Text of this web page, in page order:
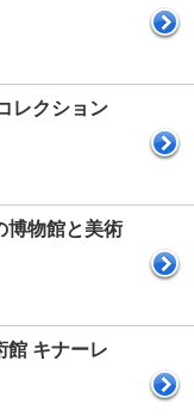
レクション
博物館と美術
館 キナーレ